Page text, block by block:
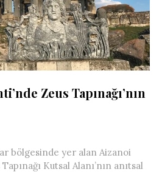
Zeus Tapınağı’nın
bölgesinde yer alan Aizanoi
Kutsal Alanı’nın anıtsal